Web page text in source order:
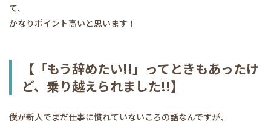
て、
かなりポイント高いと思います！
【「もう辞めたい!!」ってときもあったけ
ど、乗り越えられました!!】
僕が新人でまだ仕事に慣れていないころの話なんですが、